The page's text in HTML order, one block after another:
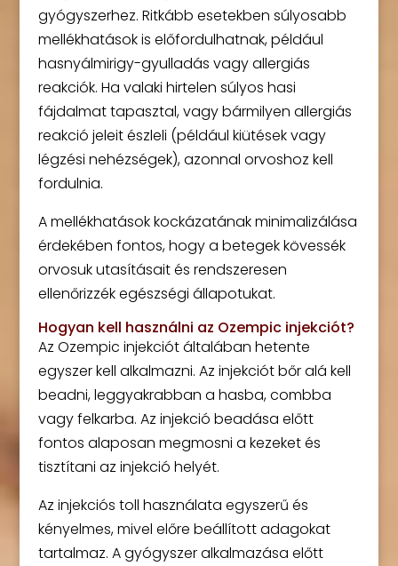
gyógyszerhez. Ritkább esetekben súlyosabb
mellékhatások is előfordulhatnak, például
hasnyálmirigy-gyulladás vagy allergiás
reakciók. Ha valaki hirtelen súlyos hasi
fájdalmat tapasztal, vagy bármilyen allergiás
reakció jeleit észleli (például kiütések vagy
légzési nehézségek), azonnal orvoshoz kell
fordulnia.
A mellékhatások kockázatának minimalizálása
érdekében fontos, hogy a betegek kövessék
orvosuk utasításait és rendszeresen
ellenőrizzék egészségi állapotukat.
Hogyan kell használni az Ozempic injekciót?
Az Ozempic injekciót általában hetente
egyszer kell alkalmazni. Az injekciót bőr alá kell
beadni, leggyakrabban a hasba, combba
vagy felkarba. Az injekció beadása előtt
fontos alaposan megmosni a kezeket és
tisztítani az injekció helyét.
Az injekciós toll használata egyszerű és
kényelmes, mivel előre beállított adagokat
tartalmaz. A gyógyszer alkalmazása előtt